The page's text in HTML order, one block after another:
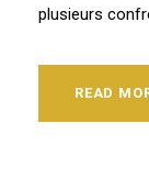
plusieurs
READ